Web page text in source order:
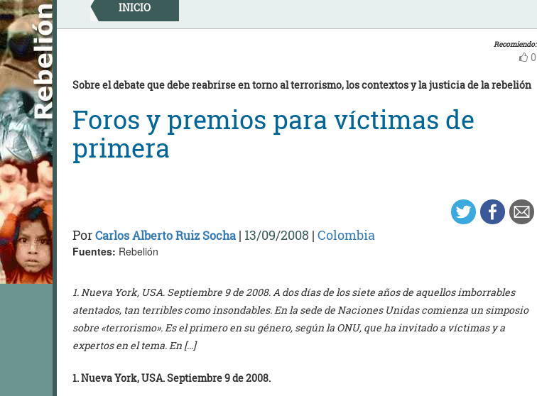
Skip
to
content
INICIO
Recomiendo:
0
Sobre el debate que debe reabrirse en torno al terrorismo, los contextos y la justicia de la rebelión
Foros y premios para víctimas de
primera
PorCarlos Alberto Ruiz Socha | 13/09/2008 | Colombia
Fuentes: Rebelión
1. Nueva York, USA. Septiembre 9 de 2008. A dos días de los siete años de aquellos imborrables
atentados, tan terribles como insondables. En la sede de Naciones Unidas comienza un simposio
sobre «terrorismo». Es el primero en su género, según la ONU, que ha invitado a víctimas y a
expertos en el tema. En […]
1. Nueva York, USA. Septiembre 9 de 2008.